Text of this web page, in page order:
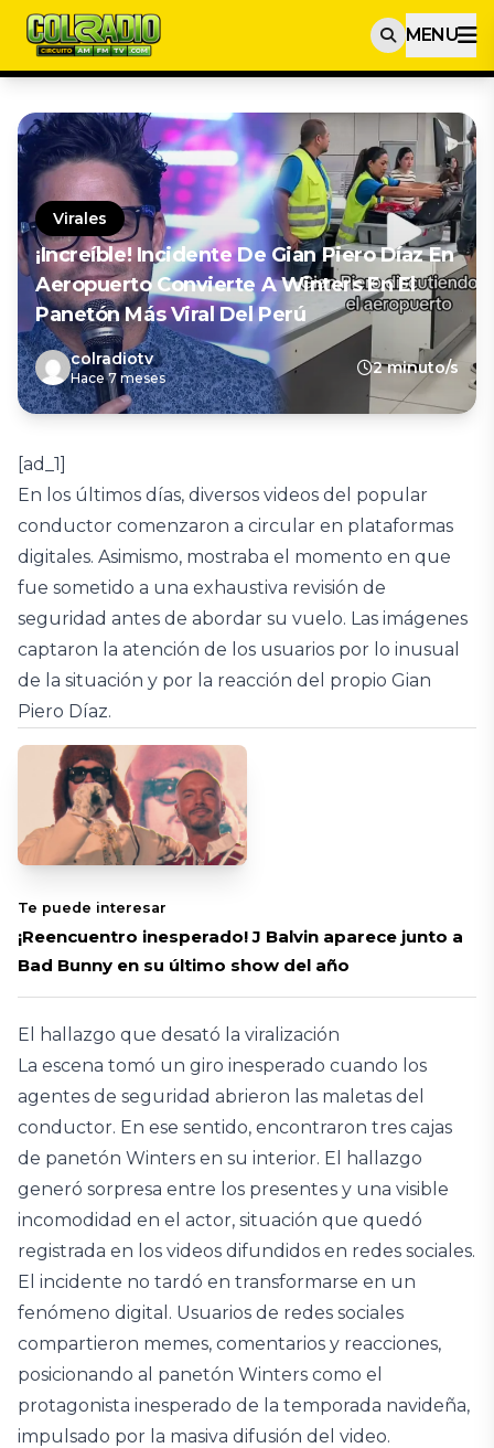
MENU
Virales
¡Increíble! Incidente De Gian Piero Díaz En
Aeropuerto Convierte A Winters En El
Panetón Más Viral Del Perú
colradiotv
Hace 7 meses
2 minuto/s
[ad_1]
En los últimos días, diversos videos del popular
conductor comenzaron a circular en plataformas
digitales. Asimismo, mostraba el momento en que
fue sometido a una exhaustiva revisión de
seguridad antes de abordar su vuelo. Las imágenes
captaron la atención de los usuarios por lo inusual
de la situación y por la reacción del propio Gian
Piero Díaz.
Te puede interesar
¡Reencuentro inesperado! J Balvin aparece junto a
Bad Bunny en su último show del año
El hallazgo que desató la viralización
La escena tomó un giro inesperado cuando los
agentes de seguridad abrieron las maletas del
conductor. En ese sentido, encontraron tres cajas
de panetón Winters en su interior. El hallazgo
generó sorpresa entre los presentes y una visible
incomodidad en el actor, situación que quedó
registrada en los videos difundidos en redes sociales.
El incidente no tardó en transformarse en un
fenómeno digital. Usuarios de redes sociales
compartieron memes, comentarios y reacciones,
posicionando al panetón Winters como el
protagonista inesperado de la temporada navideña,
impulsado por la masiva difusión del video.